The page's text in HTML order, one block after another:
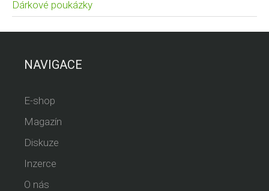
Dárkové poukázky
NAVIGACE
E-shop
Magazín
Diskuze
Inzerce
O nás